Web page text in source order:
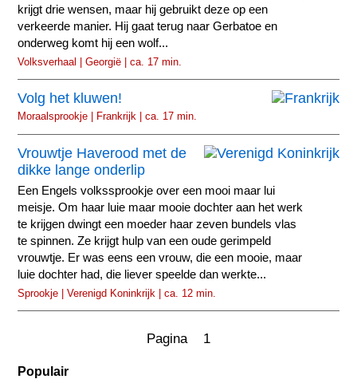
krijgt drie wensen, maar hij gebruikt deze op een
verkeerde manier. Hij gaat terug naar Gerbatoe en
onderweg komt hij een wolf...
Volksverhaal | Georgië | ca. 17 min.
Volg het kluwen!
Moraalsprookje | Frankrijk | ca. 17 min.
Vrouwtje Haverood met de
dikke lange onderlip
Een Engels volkssprookje over een mooi maar lui
meisje. Om haar luie maar mooie dochter aan het werk
te krijgen dwingt een moeder haar zeven bundels vlas
te spinnen. Ze krijgt hulp van een oude gerimpeld
vrouwtje. Er was eens een vrouw, die een mooie, maar
luie dochter had, die liever speelde dan werkte...
Sprookje | Verenigd Koninkrijk | ca. 12 min.
Pagina 1
Populair